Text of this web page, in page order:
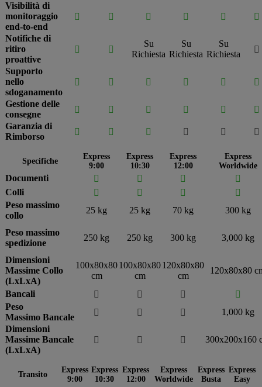
Visibilità di
monitoraggio
end-to-end
     
Notifiche di
ritiro
proattive
 
Su
Richiesta
Su
Richiesta
Su
Richiesta

Supporto
nello
sdoganamento
     
Gestione delle
consegne
    

Garanzia di
Rimborso
     
Specifiche
Express
9:00
Express
10:30
Express
12:00
Express
Worldwide
Documenti   

Colli
  

Peso massimo
collo
25 kg 25 kg 70 kg 300 kg
Peso massimo
spedizione
250 kg 250 kg 300 kg 3,000 kg
Dimensioni
Massime Collo
(LxLxA)
100x80x80
cm
100x80x80
cm
120x80x80
cm
120x80x80
Bancali   

Peso
Massimo Bancale
  
1,000 kg
Dimensioni
Massime Bancale
(LxLxA)
   300x200x160
Transito
Express
9:00
Express
10:30
Express
12:00
Express
Worldwide
Express
Busta
Express
Easy